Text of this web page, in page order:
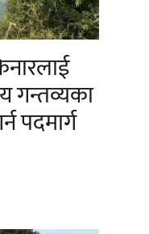
गन्तव्यका
पदमार्ग